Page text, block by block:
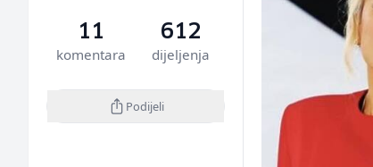
11
komentara
612
dijeljenja
Podijeli